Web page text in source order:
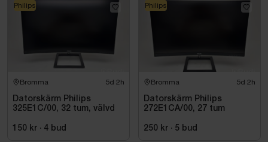
Bromma 5d 2h
Datorskärm Philips
325E1C/00, 32 tum, välvd
150 kr · 4 bud
Philips
Bromma 5d 2h
Datorskärm Philips
272E1CA/00, 27 tum
250 kr · 5 bud
Philips